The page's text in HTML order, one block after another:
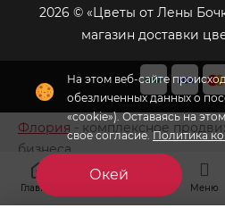
Главная Меню
На этом веб-сайте
обезличенных данных о
«cookie»). Оставаясь на
свое согласие.Политика
Окей
2026 © «Цветы от Лены
магазин доставки
Флория - комплексное
бизнеса